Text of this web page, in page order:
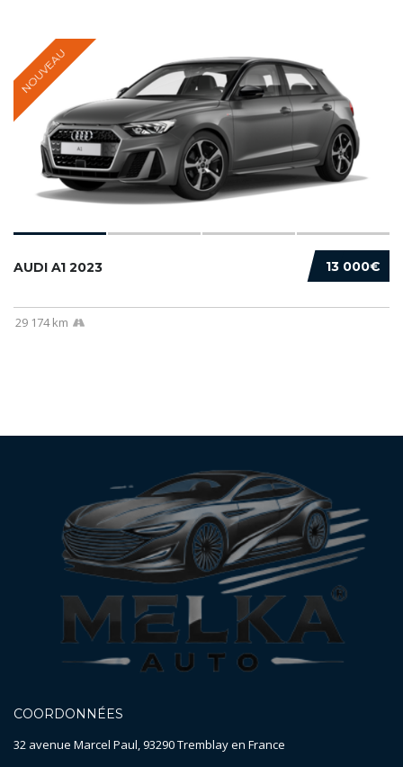
NOUVEAU
13 000€
AUDI A1 2023
29 174 km
COORDONNÉES
32 avenue Marcel Paul, 93290 Tremblay en France